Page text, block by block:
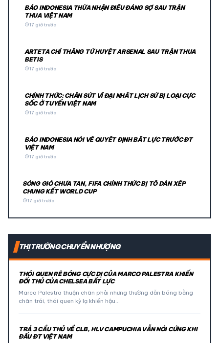
BÁO INDONESIA THỪA NHẬN ĐIỀU ĐÁNG SỢ SAU TRẬN
THUA VIỆT NAM
schedule17 giờ trước
ARTETA CHỈ THẲNG TỬ HUYỆT ARSENAL SAU TRẬN THUA
BETIS
schedule17 giờ trước
CHÍNH THỨC: CHÂN SÚT VĨ ĐẠI NHẤT LỊCH SỬ BỊ LOẠI CỰC
SỐC Ở TUYỂN VIỆT NAM
schedule17 giờ trước
BÁO INDONESIA NÓI VỀ QUYẾT ĐỊNH BẤT LỰC TRƯỚC ĐT
VIỆT NAM
schedule17 giờ trước
SÓNG GIÓ CHƯA TAN, FIFA CHÍNH THỨC BỊ TỐ DÀN XẾP
CHUNG KẾT WORLD CUP
schedule17 giờ trước
THỊ TRƯỜNG CHUYỂN NHƯỢNG
THÓI QUEN RÊ BÓNG CỰC DỊ CỦA MARCO PALESTRA KHIẾN
ĐỐI THỦ CỦA CHELSEA BẤT LỰC
Marco Palestra thuận chân phải nhưng thường dẫn bóng bằng
chân trái, thói quen kỳ lạ khiến hậu…
TRẢ 3 CẦU THỦ VỀ CLB, HLV CAMPUCHIA VẪN NÓI CỨNG KHI
ĐẤU ĐT VIỆT NAM